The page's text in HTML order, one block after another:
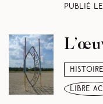
Publié le
Histoire
libre